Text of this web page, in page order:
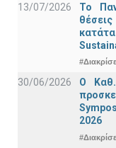
13/07/2026
Το
30/06/2026
Ο
2026